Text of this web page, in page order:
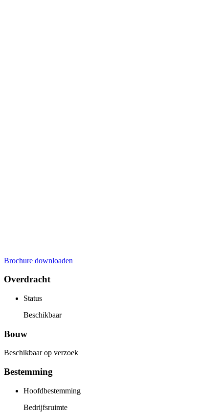
Brochure downloaden
Overdracht
Status
Beschikbaar
Bouw
Beschikbaar op verzoek
Bestemming
Hoofdbestemming
Bedrijfsruimte